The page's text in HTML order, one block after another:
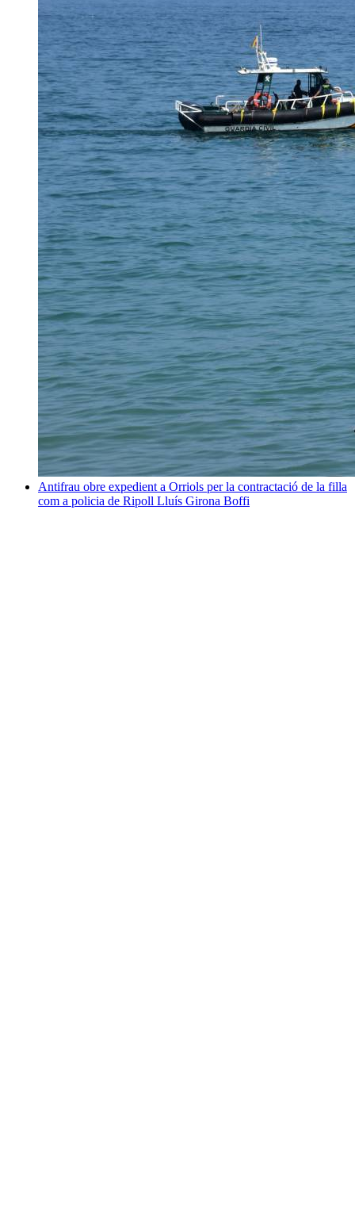
Antifrau obre expedient a Orriols per la contractació de la filla
com a policia de Ripoll Lluís Girona Boffi